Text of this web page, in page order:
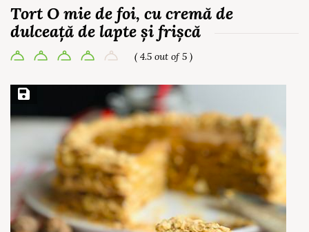
Tort O mie de foi, cu cremă de
dulceață de lapte și frișcă
( 4.5 out of 5 )
Save Recipe